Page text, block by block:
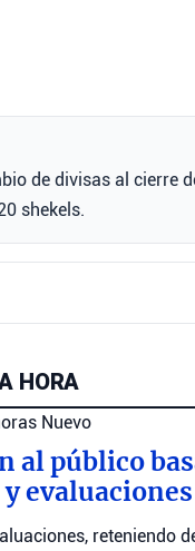
de divisas al cierre
shekels.
HORA
Nuevo
al público
reteniendo